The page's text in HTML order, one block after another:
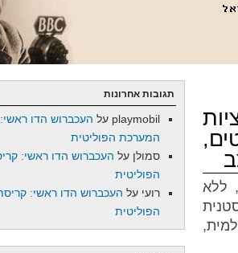
ללא
תגובות אחרונות
playmobil על העכברוש הדו
המערכת הפוליטית
סמולן על העכברוש הדו ראשי:
הפוליטית
רועי על העכברוש הדו ראשי:
הפוליטית